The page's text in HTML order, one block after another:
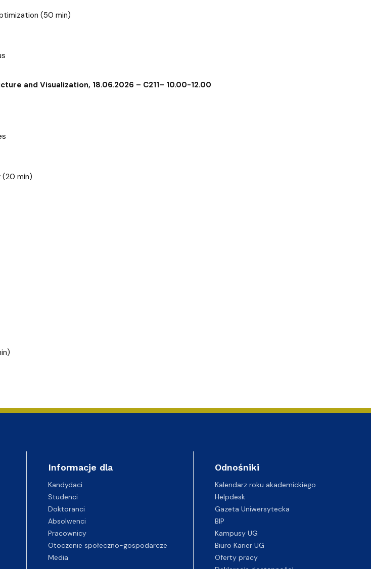
(50 min)
and Visualization, 18.06.2026 – C211– 10.00-12.00
(20 min)
Informacje dla
Kandydaci
Studenci
Doktoranci
Absolwenci
Pracownicy
Otoczenie społeczno-gospodarcze
Media
Odnośniki
Kalendarz roku akademickiego
Helpdesk
Gazeta Uniwersytecka
BIP
Kampusy UG
Biuro Karier UG
Oferty pracy